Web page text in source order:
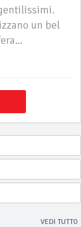
un bel
VEDI TUTTO